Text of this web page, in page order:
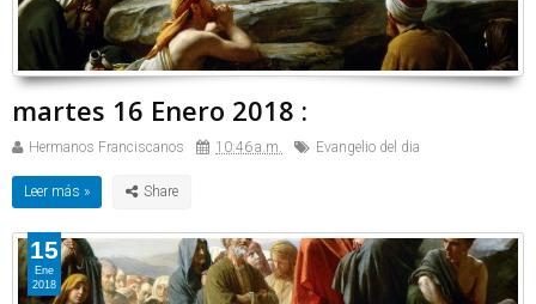
martes 16 Enero 2018 :
Hermanos Franciscanos 10:46 a.m. Evangelio del dia
Leer más »
15
Ene
2018